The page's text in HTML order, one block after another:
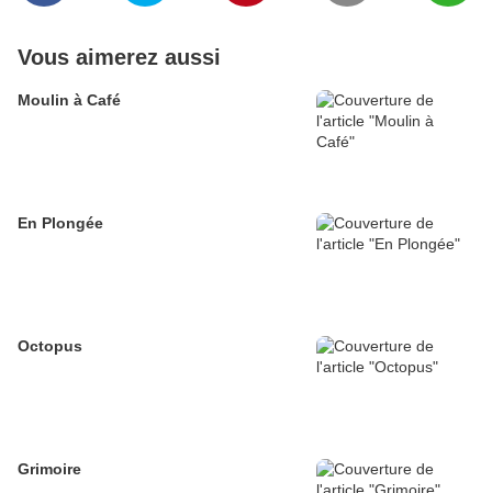
Vous aimerez aussi
Moulin à Café
En Plongée
Octopus
Grimoire